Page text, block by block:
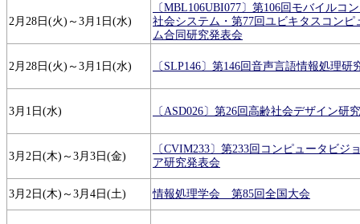
2月28日(火)～3月1日(水)
〔MBL106UBI077〕第106回モバイルコ
社会システム・第77回ユビキタスコンピ
ム合同研究発表会
2月28日(火)～3月1日(水) 〔SLP146〕第146回音声言語情報処理研
3月1日(水) 〔ASD026〕第26回高齢社会デザイン研
3月2日(木)～3月3日(金)
〔CVIM233〕第233回コンピュータビジ
ア研究発表会
3月2日(木)～3月4日(土) 情報処理学会 第85回全国大会